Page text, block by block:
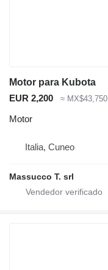
Motor para Kubota
EUR 2,200
≈ MX$43,750
Motor
Italia, Cuneo
Massucco T. srl